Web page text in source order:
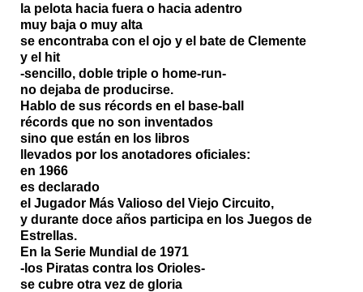
la pelota hacia fuera o hacia adentro
muy baja o muy alta
se encontraba con el ojo y el bate de Clemente
y el hit
-sencillo, doble triple o home-run-
no dejaba de producirse.
Hablo de sus récords en el base-ball
récords que no son inventados
sino que están en los libros
llevados por los anotadores oficiales:
en 1966
es declarado
el Jugador Más Valioso del Viejo Circuito,
y durante doce años participa en los Juegos de
Estrellas.
En la Serie Mundial de 1971
-los Piratas contra los Orioles-
se cubre otra vez de gloria